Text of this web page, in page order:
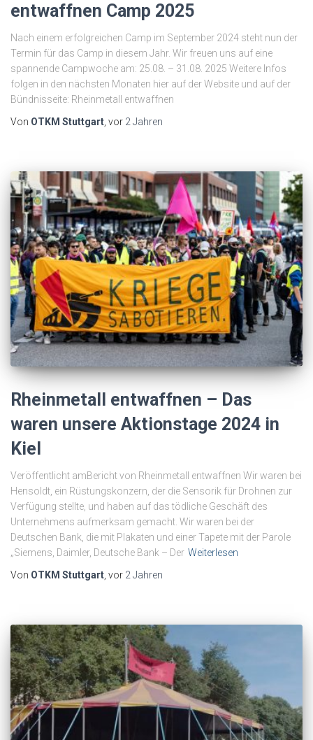
entwaffnen Camp 2025
Nach einem erfolgreichen Camp im September 2024 steht nun der
Termin für das Camp in diesem Jahr. Wir freuen uns auf eine
spannende Campwoche am: 25.08. – 31.08. 2025 Weitere Infos
folgen in den nächsten Monaten hier auf der Website und auf der
Bündnisseite: Rheinmetall entwaffnen
Von OTKM Stuttgart, vor 2 Jahren
Rheinmetall entwaffnen – Das
waren unsere Aktionstage 2024 in
Kiel
Veröffentlicht amBericht von Rheinmetall entwaffnen Wir waren bei
Hensoldt, ein Rüstungskonzern, der die Sensorik für Drohnen zur
Verfügung stellte, und haben auf das tödliche Geschäft des
Unternehmens aufmerksam gemacht. Wir waren bei der
Deutschen Bank, die mit Plakaten und einer Tapete mit der Parole
„Siemens, Daimler, Deutsche Bank – Der Weiterlesen
Von OTKM Stuttgart , vor 2 Jahren